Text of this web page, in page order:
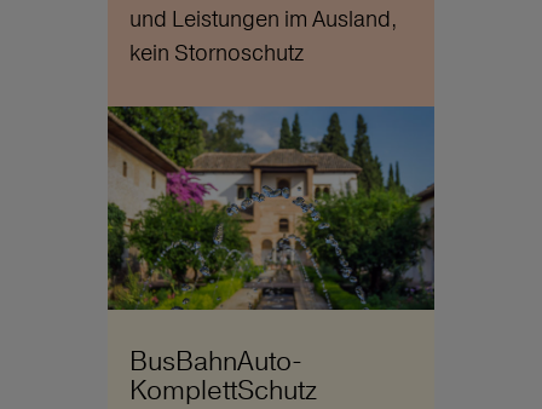
und Leistungen im Ausland,
kein Stornoschutz
BusBahnAuto-
KomplettSchutz